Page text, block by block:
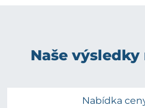
Naše
Nabídka